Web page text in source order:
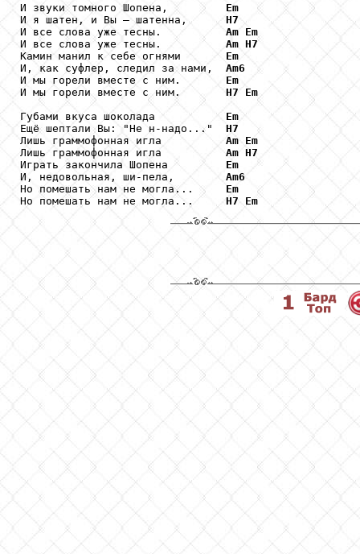
И звуки томного Шопена, Em
И я шатен, и Вы – шатенна, H7
И все слова уже тесны. Am Em
И все слова уже тесны. Am H7
Камин манил к себе огнями Em
И, как суфлер, следил за нами, Am6
И мы горели вместе с ним. Em
И мы горели вместе с ним. H7
Em
Губами вкуса шоколада Em
Ещё шептали Вы: "Не н-надо..." H7
Лишь граммофонная игла Am Em
Лишь граммофонная игла Am H7
Играть закончила Шопена Em
И, недовольная, ши-пела, Am6
Но помешать нам не могла... Em
Но помешать нам не могла... H7 Em